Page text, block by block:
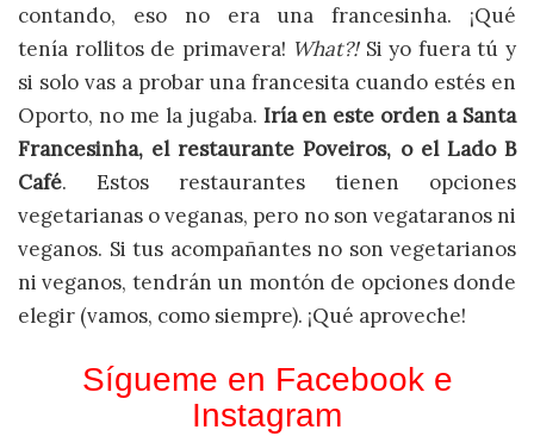
contando, eso no era una francesinha. ¡Qué
tenía rollitos de primavera! What?!Si yo fuera tú y
si solo vas a probar una francesita cuando estés en
Oporto, no me la jugaba. Iría en este orden a Santa
Francesinha, el restaurante Poveiros, o el Lado B
Café. Estos restaurantes tienen opciones
vegetarianas o veganas, pero no son vegataranos ni
veganos. Si tus acompañantes no son vegetarianos
ni veganos, tendrán un montón de opciones donde
elegir (vamos, como siempre). ¡Qué aproveche!
Sígueme en Facebooke
Instagram